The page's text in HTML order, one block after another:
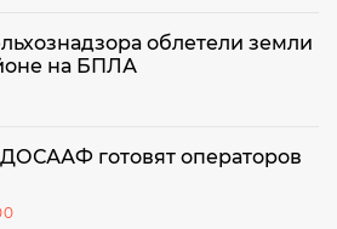
облетели земли
на БПЛА
готовят операторов